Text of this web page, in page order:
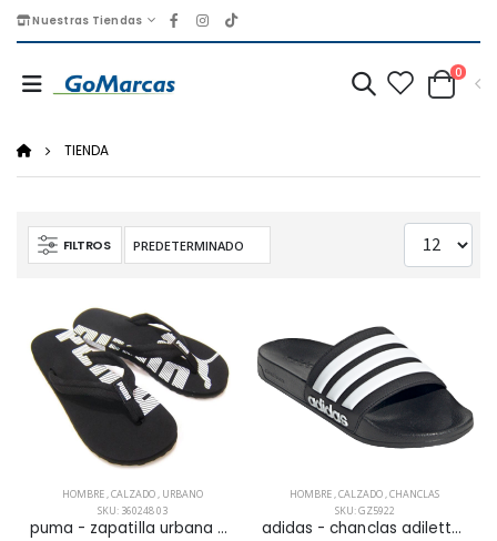
Nuestras Tiendas
0
TIENDA
FILTROS
HOMBRE,CALZADO, URBANO
SKU: 360248 03
puma - zapatilla urbana epic flip v2 para hombre
HOMBRE,CALZADO,CHANCLAS
SKU: GZ5922
adidas - chanclas adilette shower para hombre